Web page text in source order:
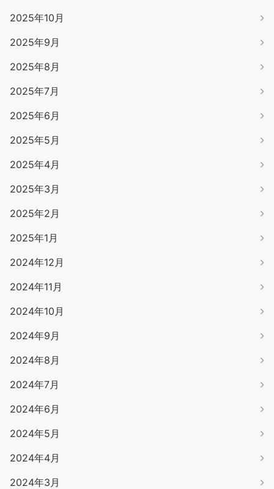
2025年10月
2025年9月
2025年8月
2025年7月
2025年6月
2025年5月
2025年4月
2025年3月
2025年2月
2025年1月
2024年12月
2024年11月
2024年10月
2024年9月
2024年8月
2024年7月
2024年6月
2024年5月
2024年4月
2024年3月